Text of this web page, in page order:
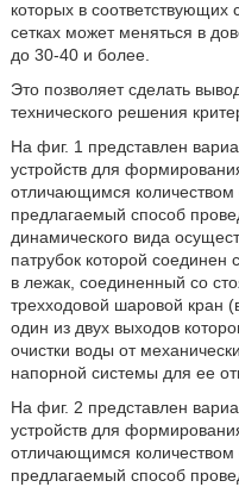
которых в
сетках может меняться в
до 30-40 и более.
Это позволяет сделать
технического решения
На фиг. 1 представлен
устройств для
отличающимся
предлагаемый способ
динамического вида
патрубок которой
в лежак, соединенный со
трехходовой шаровой кран
один из двух выходов
очистки воды от
напорной системы для ее
На фиг. 2 представлен
устройств для
отличающимся
предлагаемый способ